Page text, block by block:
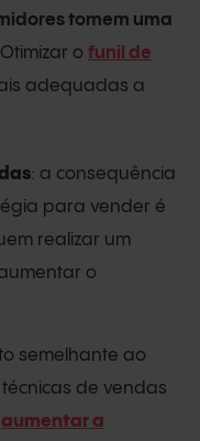
tomem uma
o funil de
adequadas a
: a consequência
para vender é
realizar um
o
semelhante ao
de vendas
aumentar a